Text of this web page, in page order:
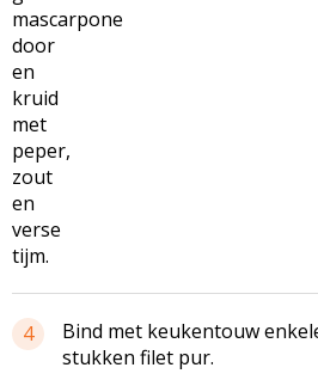
mascarpone
door
en
kruid
met
peper,
zout
en
verse
tijm.
4
Bind met keukentouw
stukken filet pur.